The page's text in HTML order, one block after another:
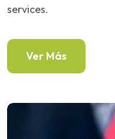
services.
Ver Más